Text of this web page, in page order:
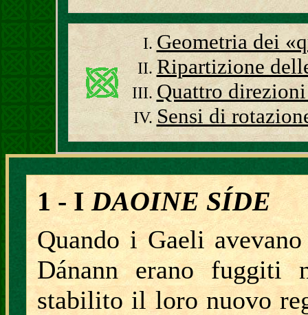
Geometria dei
Ripartizione
Quattro
Sensi di
1 - IDAOINE SÍDE
Quando i Gaeli
Dánann erano fuggiti
stabilito il loro nuovo